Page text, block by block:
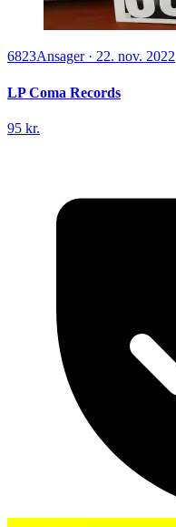
6823Ansager· 22. nov. 2022
LP Coma Records
95 kr.